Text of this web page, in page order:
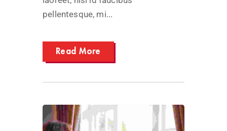
pellentesque, mi...
Read More